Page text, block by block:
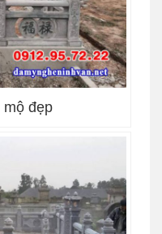
mộ đẹp